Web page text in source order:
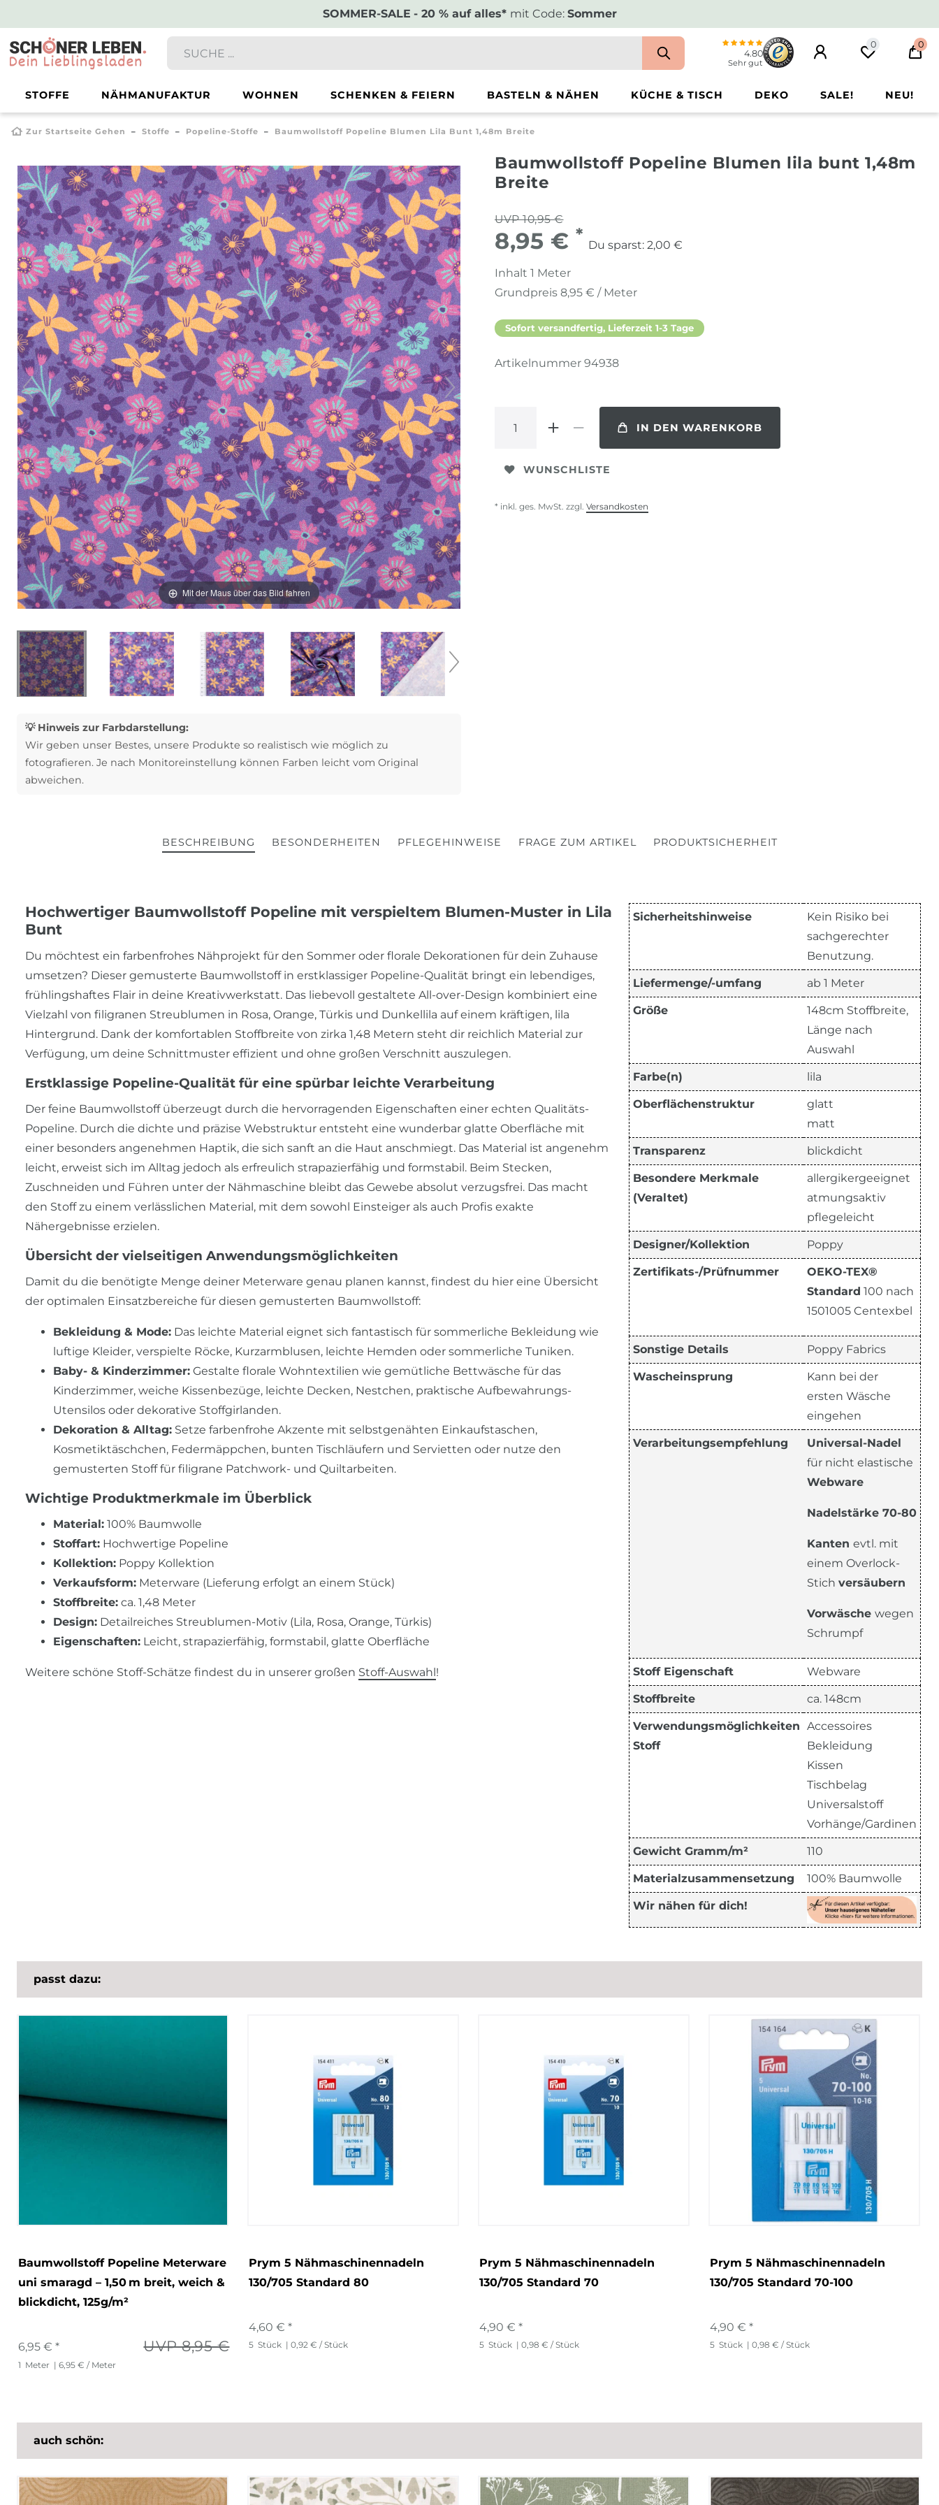
SOMMER-SALE - 20 % auf alles* mit Code: Sommer
4.80
Sehr gut
0 0
STOFFE NÄHMANUFAKTUR WOHNEN SCHENKEN & FEIERN BASTELN & NÄHEN KÜCHE & TISCH DEKO SALE! NEU!
Zur Startseite Gehen Stoffe Popeline-Stoffe Baumwollstoff Popeline Blumen Lila Bunt 1,48m Breite
Mit der Maus über das Bild fahren
💡 Hinweis zur Farbdarstellung:
Wir geben unser Bestes, unsere Produkte so realistisch wie möglich zu
fotografieren. Je nach Monitoreinstellung können Farben leicht vom Original
abweichen.
Baumwollstoff Popeline Blumen lila bunt 1,48m
Breite
UVP 10,95 €
8,95 € *
Du sparst: 2,00 €
Inhalt 1 Meter
Grundpreis 8,95 € / Meter
Sofort versandfertig, Lieferzeit 1-3 Tage
Artikelnummer 94938
IN DEN WARENKORB
WUNSCHLISTE
* inkl. ges. MwSt. zzgl. Versandkosten
BESCHREIBUNG BESONDERHEITEN PFLEGEHINWEISE FRAGE ZUM ARTIKEL PRODUKTSICHERHEIT
Hochwertiger Baumwollstoff Popeline mit verspieltem Blumen-Muster in Lila
Bunt
Du möchtest ein farbenfrohes Nähprojekt für den Sommer oder florale Dekorationen für dein Zuhause
umsetzen? Dieser gemusterte Baumwollstoff in erstklassiger Popeline-Qualität bringt ein lebendiges,
frühlingshaftes Flair in deine Kreativwerkstatt. Das liebevoll gestaltete All-over-Design kombiniert eine
Vielzahl von filigranen Streublumen in Rosa, Orange, Türkis und Dunkellila auf einem kräftigen, lila
Hintergrund. Dank der komfortablen Stoffbreite von zirka 1,48 Metern steht dir reichlich Material zur
Verfügung, um deine Schnittmuster effizient und ohne großen Verschnitt auszulegen.
Erstklassige Popeline-Qualität für eine spürbar leichte Verarbeitung
Der feine Baumwollstoff überzeugt durch die hervorragenden Eigenschaften einer echten Qualitäts-
Popeline. Durch die dichte und präzise Webstruktur entsteht eine wunderbar glatte Oberfläche mit
einer besonders angenehmen Haptik, die sich sanft an die Haut anschmiegt. Das Material ist angenehm
leicht, erweist sich im Alltag jedoch als erfreulich strapazierfähig und formstabil. Beim Stecken,
Zuschneiden und Führen unter der Nähmaschine bleibt das Gewebe absolut verzugsfrei. Das macht
den Stoff zu einem verlässlichen Material, mit dem sowohl Einsteiger als auch Profis exakte
Nähergebnisse erzielen.
Übersicht der vielseitigen Anwendungsmöglichkeiten
Damit du die benötigte Menge deiner Meterware genau planen kannst, findest du hier eine Übersicht
der optimalen Einsatzbereiche für diesen gemusterten Baumwollstoff:
Bekleidung & Mode: Das leichte Material eignet sich fantastisch für sommerliche Bekleidung wie
luftige Kleider, verspielte Röcke, Kurzarmblusen, leichte Hemden oder sommerliche Tuniken.
Baby- & Kinderzimmer: Gestalte florale Wohntextilien wie gemütliche Bettwäsche für das
Kinderzimmer, weiche Kissenbezüge, leichte Decken, Nestchen, praktische Aufbewahrungs-
Utensilos oder dekorative Stoffgirlanden.
Dekoration & Alltag: Setze farbenfrohe Akzente mit selbstgenähten Einkaufstaschen,
Kosmetiktäschchen, Federmäppchen, bunten Tischläufern und Servietten oder nutze den
gemusterten Stoff für filigrane Patchwork- und Quiltarbeiten.
Wichtige Produktmerkmale im Überblick
Material: 100% Baumwolle
Stoffart: Hochwertige Popeline
Kollektion: Poppy Kollektion
Verkaufsform: Meterware (Lieferung erfolgt an einem Stück)
Stoffbreite: ca. 1,48 Meter
Design: Detailreiches Streublumen-Motiv (Lila, Rosa, Orange, Türkis)
Eigenschaften: Leicht, strapazierfähig, formstabil, glatte Oberfläche
Weitere schöne Stoff-Schätze findest du in unserer großen Stoff-Auswahl !
Sicherheitshinweise
Kein Risiko bei
sachgerechter
Benutzung.
Liefermenge/-umfang ab 1 Meter
Größe
148cm Stoffbreite,
Länge nach
Auswahl
Farbe(n) lila
Oberflächenstruktur
glatt
matt
Transparenz blickdicht
Besondere Merkmale
(Veraltet)
allergikergeeignet
atmungsaktiv
pflegeleicht
Designer/Kollektion Poppy
Zertifikats-/Prüfnummer
OEKO-TEX®
Standard 100 nach
1501005 Centexbel
Sonstige Details Poppy Fabrics
Wascheinsprung
Kann bei der
ersten Wäsche
eingehen
Verarbeitungsempfehlung
Universal-Nadel
für nicht elastische
Webware
Nadelstärke 70-80
Kanten evtl. mit
einem Overlock-
Stich versäubern
Vorwäsche wegen
Schrumpf
Stoff Eigenschaft Webware
Stoffbreite ca. 148cm
Verwendungsmöglichkeiten
Stoff
Accessoires
Bekleidung
Kissen
Tischbelag
Universalstoff
Vorhänge/Gardinen
Gewicht Gramm/m² 110
Materialzusammensetzung 100% Baumwolle
Wir nähen für dich!
passt dazu:
Baumwollstoff Popeline Meterware
uni smaragd – 1,50 m breit, weich &
blickdicht, 125g/m²
UVP 8,95 €
6,95 € *
1 Meter | 6,95 € / Meter
Prym 5 Nähmaschinennadeln
130/705 Standard 80
4,60 € *
5 Stück | 0,92 € / Stück
Prym 5 Nähmaschinennadeln
130/705 Standard 70
4,90 € *
5 Stück | 0,98 € / Stück
Prym 5 Nähmaschinennadeln
130/705 Standard 70-100
4,90 € *
5 Stück | 0,98 € / Stück
auch schön: